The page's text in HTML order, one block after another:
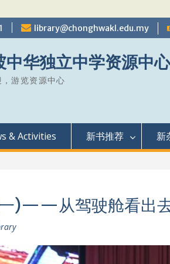
library@chonghwakl.edu.my
中华独立中学资源中心
游览资源中心
& Activities 新书推荐 新
)——从驾驶舱看出